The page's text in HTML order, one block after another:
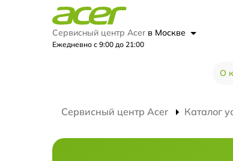
Сервисный центр Acer в Москве
Ежедневно с 9:00 до 21:00
О
Сервисный центр Acer Каталог